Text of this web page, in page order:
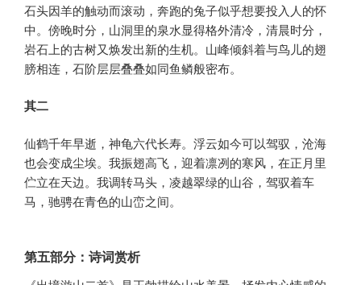
石头因羊的触动而滚动，奔跑的兔子似乎想要投入人的怀
中。傍晚时分，山洞里的泉水显得格外清冷，清晨时分，
岩石上的古树又焕发出新的生机。山峰倾斜着与鸟儿的翅
膀相连，石阶层层叠叠如同鱼鳞般密布。
其二
仙鹤千年早逝，神龟六代长寿。浮云如今可以驾驭，沧海
也会变成尘埃。我振翅高飞，迎着凛冽的寒风，在正月里
伫立在天边。我调转马头，凌越翠绿的山谷，驾驭着车
马，驰骋在青色的山峦之间。
第五部分：诗词赏析